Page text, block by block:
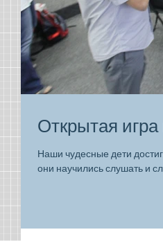
Открытая
Наши чудесные дети
они научились слушать и